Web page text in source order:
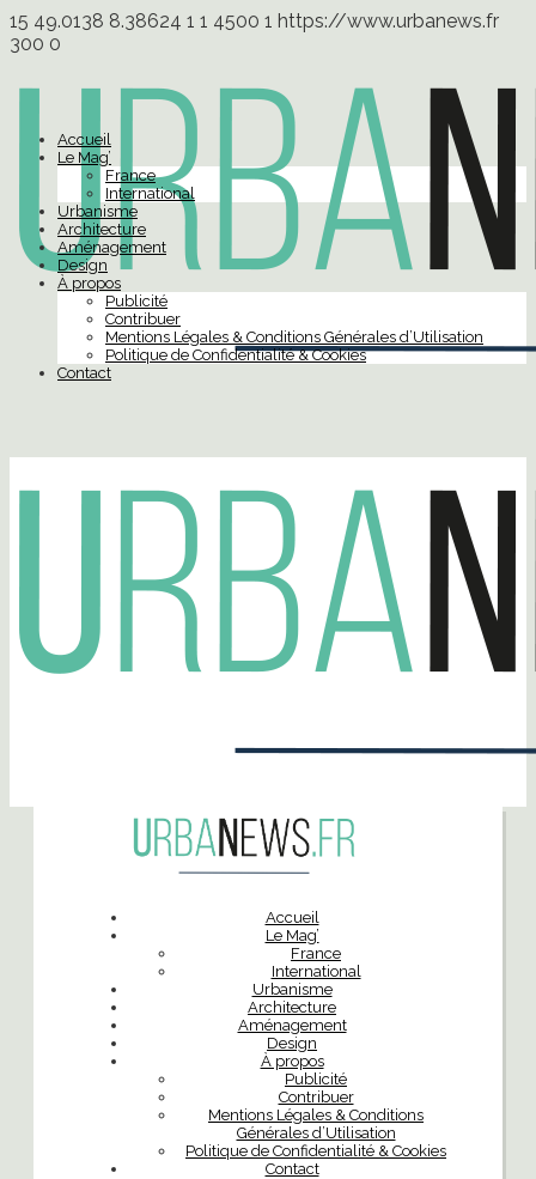
15 49.0138 8.38624 1 1 4500 1 https://www.urbanews.fr
300 0
Accueil
Le Mag’
France
International
Urbanisme
Architecture
Aménagement
Design
À propos
Publicité
Contribuer
Mentions Légales & Conditions Générales d’Utilisation
Politique de Confidentialité & Cookies
Contact
Accueil
Le Mag’
France
International
Urbanisme
Architecture
Aménagement
Design
À propos
Publicité
Contribuer
Mentions Légales & Conditions
Générales d’Utilisation
Politique de Confidentialité & Cookies
Contact